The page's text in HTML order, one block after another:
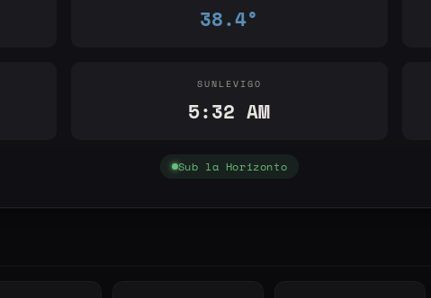
38.4°
SUNLEVIGO
5:32 AM
Sub la Horizonto